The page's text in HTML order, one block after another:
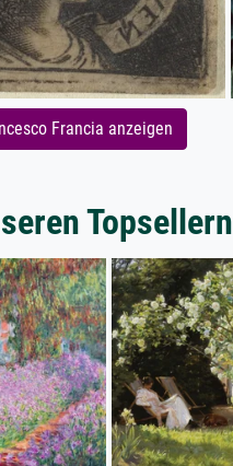
Francia anzeigen
Topsellern